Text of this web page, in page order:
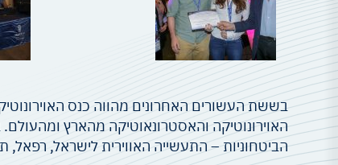
האוירונוטיקה והאסטרונאוטיקה מהארץ
הביטחוניות – התעשייה האווירית לישראל, רפאל,